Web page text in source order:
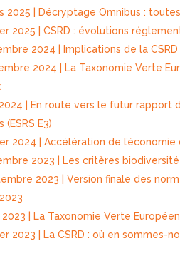
2025 | Décryptage Omnibus :
2025 | CSRD : évolutions
2024 | Implications de la CSRD
2024 | La Taxonomie Verte
| En route vers le futur rapport
E3)
2024 | Accélération de
2023 | Les critères
2023 | Version finale des
| La Taxonomie Verte
2023 | La CSRD : où en sommes-